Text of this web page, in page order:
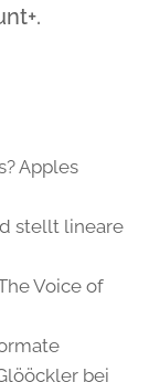
Apples
stellt lineare
Voice of
bei